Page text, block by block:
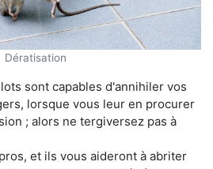
Dératisation
sont capables d'annihiler vos
lorsque vous leur en procurer
; alors ne tergiversez pas à
et ils vous aideront à abriter